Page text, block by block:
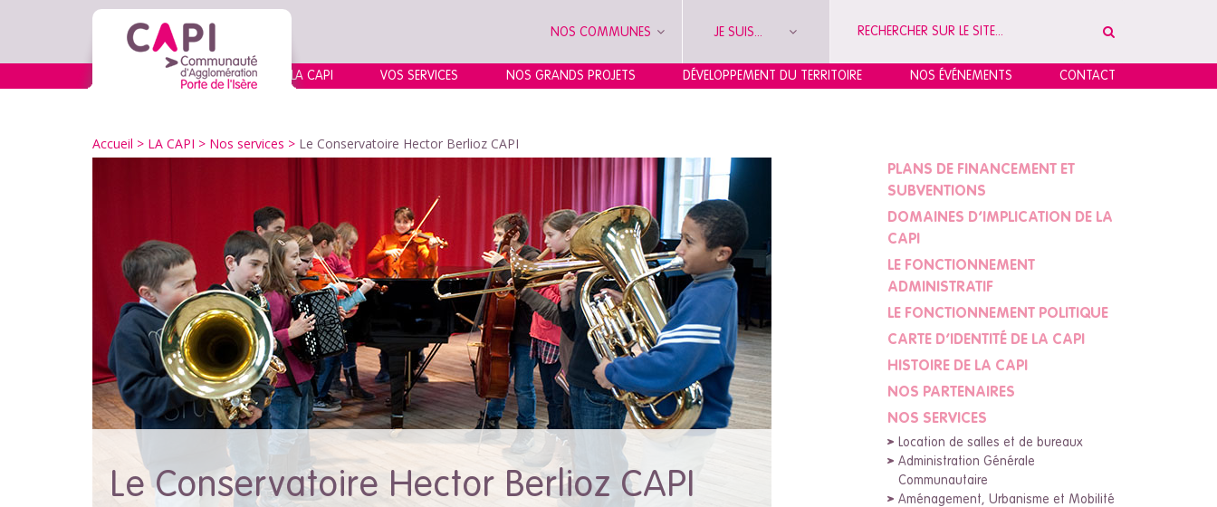
NOS COMMUNES JE SUIS...
LA CAPI VOS SERVICES NOS GRANDS PROJETS DÉVELOPPEMENT DU TERRITOIRE NOS ÉVÉNEMENTS CONTACT
Accueil > LA CAPI > Nos services > Le Conservatoire Hector Berlioz CAPI
Le Conservatoire Hector Berlioz CAPI
PLANS DE FINANCEMENT ET
SUBVENTIONS
DOMAINES D’IMPLICATION DE LA
CAPI
LE FONCTIONNEMENT
ADMINISTRATIF
LE FONCTIONNEMENT POLITIQUE
CARTE D’IDENTITÉ DE LA CAPI
HISTOIRE DE LA CAPI
NOS PARTENAIRES
NOS SERVICES
Location de salles et de bureaux
Administration Générale
Communautaire
Aménagement, Urbanisme et Mobilité